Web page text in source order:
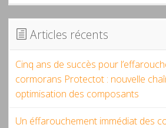
Articles récents
Cinq ans de succès pour
cormorans Protectot : nouvelle
optimisation des composants
Un éffarouchement immédiat des